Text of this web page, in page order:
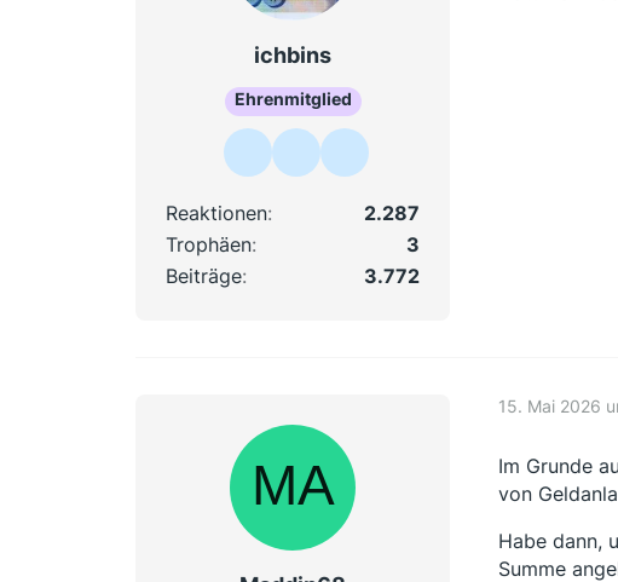
ichbins
Ehrenmitglied
Reaktionen
2.287
Trophäen
3
Beiträge
3.772
15. Mai 2026
Im Grunde
von
Habe dann,
Summe